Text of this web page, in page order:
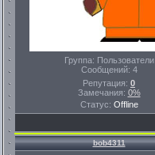
Группа: Пользователи
Сообщений: 4
Репутация: 0
Замечания: 0%
Статус: Offline
bob4311